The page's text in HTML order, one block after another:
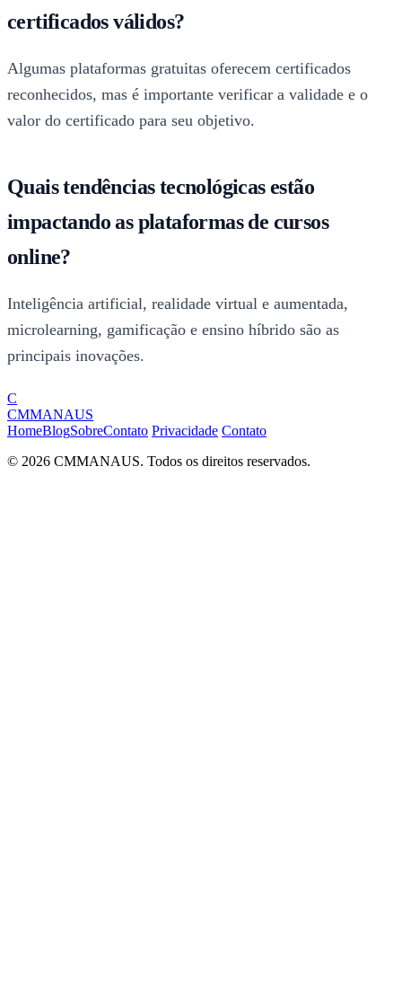
certificados válidos?
Algumas plataformas gratuitas oferecem certificados
reconhecidos, mas é importante verificar a validade e o
valor do certificado para seu objetivo.
Quais tendências tecnológicas estão
impactando as plataformas de cursos
online?
Inteligência artificial, realidade virtual e aumentada,
microlearning, gamificação e ensino híbrido são as
principais inovações.
C
CMMANAUS
HomeBlogSobreContato Privacidade Contato
© 2026 CMMANAUS. Todos os direitos reservados.